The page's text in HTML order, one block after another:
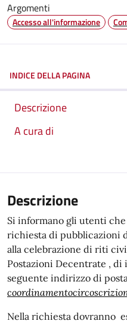
Argomenti
Accesso all'informazione
INDICE DELLA PAGINA
Descrizione
A cura di
Descrizione
Si informano gli utenti
richiesta di pubblicazioni
alla celebrazione di riti
Postazioni Decentrate ,
seguente indirizzo di
Nella richiesta dovranno